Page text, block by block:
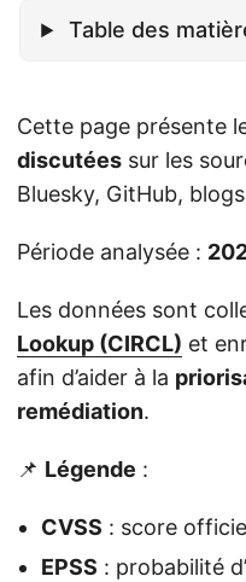
Table des
Cette page présente
discutées sur les
Bluesky, GitHub,
Période analysée :
Les données sont
Lookup (CIRCL) et
afin d’aider à la
remédiation.
📌 Légende :
CVSS : score
EPSS : probabilité